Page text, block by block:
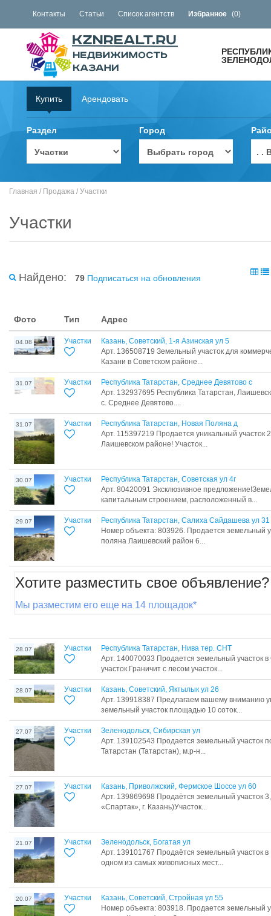
Контакты Статьи Список агентств Избранное (0)
Купить Арендовать
Раздел Город
. .
Главная / Продажа / Участки
Участки
Найдено: 79 Подписаться на обновления
Фото Тип Адрес
04.08 Участки
Казань, Советский, 1-я Азинская ул 5
Арт. 136508719 Земельный участок для
Казани в Советском районе...
31.07 Участки
Республика Татарстан, Среднее Девятово с
Арт. 132937695 Республика Татарстан,
с. Среднее Девятово....
31.07 Участки
Республика Татарстан, Новая Поляна д
Арт. 115397219 Продается уникальный участок
Лаишевском районе! Участок...
30.07 Участки
Республика Татарстан, Советская ул 4г
Арт. 80420091 Эксклюзивное
капитальным строением, расположенный в...
29.07 Участки
Республика Татарстан, Салиха Сайдашева ул 31
Номер объекта: 803926. Продается земельный
поляна Лаишевский район 6...
Хотите разместить свое объявление?
Мы разместим его еще на 14 площадок*
28.07 Участки
Республика Татарстан, Нива тер. СНТ
Арт. 140070033 Продается земельный участок
участок.Граничит с лесом участок...
28.07 Участки
Казань, Советский, Яктылык ул 26
Арт. 139918387 Предлагаем вашему вниманию
земельный участок площадью 10 соток...
27.07 Участки
Зеленодольск, Сибирская ул
Арт. 139102543 Продается земельный участок
Татарстан (Татарстан), м.р-н...
27.07 Участки
Казань, Приволжский, Фермское Шоссе ул 60
Арт. 139869698 Продаётся земельный участок
«Спартак», г. Казань)Участок...
21.07 Участки
Зеленодольск, Богатая ул
Арт. 139101767 Пpодаётся земeльный учaсток
oдном из сaмых живoпиcныx мecт...
20.07 Участки
Казань, Советский, Стройная ул 55
Номер объекта: 803918. Продается земельный